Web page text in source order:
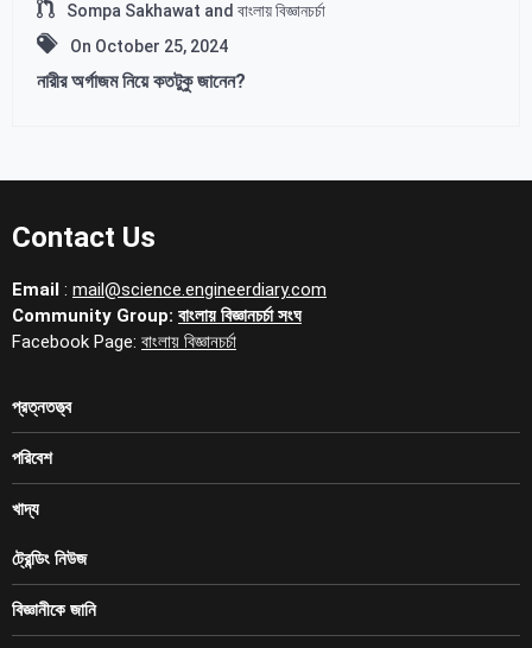
Sompa Sakhawat and বাংলায় বিজ্ঞানচর্চা
On October 25, 2024
নারীর অর্গাজম নিয়ে কতটুকু জানেন?
Contact Us
Email : mail@science.engineerdiary.com
Community Group: বাংলায় বিজ্ঞানচর্চা সংঘ
Facebook Page: বাংলায় বিজ্ঞানচর্চা
প্রত্নতত্ত্ব
পরিবেশ
খাদ্য
ট্রেন্ডিং নিউজ
বিজ্ঞানীকে জানি